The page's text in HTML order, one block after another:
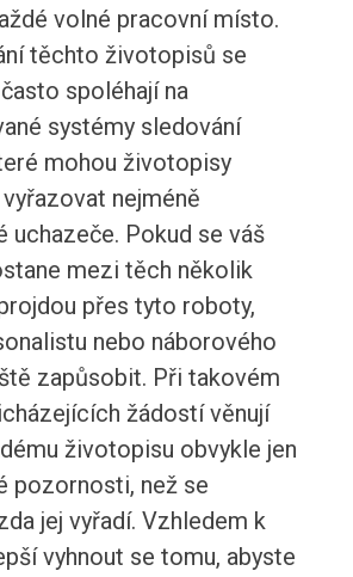
volné pracovní místo.
těchto životopisů se
spoléhají na
systémy sledování
mohou životopisy
nejméně
uchazeče. Pokud se váš
mezi těch několik
přes tyto roboty,
nebo náborového
zapůsobit. Při takovém
žádostí věnují
životopisu obvykle jen
pozornosti, než se
jej vyřadí. Vzhledem k
vyhnout se tomu, abyste